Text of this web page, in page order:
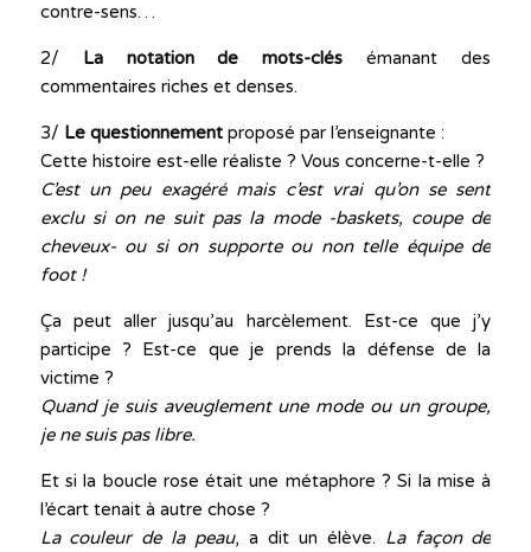
contre-sens…
2/ La notation de mots-clés émanant des
commentaires riches et denses.
3/ Le questionnementproposé par l’enseignante :
Cette histoire est-elle réaliste ? Vous concerne-t-elle ?
C’est un peu exagéré mais c’est vrai qu’on se sent
exclu si on ne suit pas la mode -baskets, coupe de
cheveux- ou si on supporte ou non telle équipe de
foot !
Ça peut aller jusqu’au harcèlement. Est-ce que j’y
participe ? Est-ce que je prends la défense de la
victime ?
Quand je suis aveuglement une mode ou un groupe,
je ne suis pas libre.
Et si la boucle rose était une métaphore ? Si la mise à
l’écart tenait à autre chose ?
La couleur de la peau, a dit un élève. La façon de